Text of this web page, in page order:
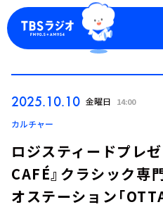
2025.10.10 金曜日 14:00
カルチャー
ロジスティードプレ
CAFÉ』クラシック専
オステーション「